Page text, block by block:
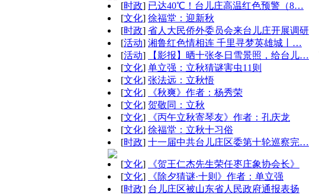
[时政] 已达40℃！台儿庄高温红色预警（8…
[文化] 徐福堂：迎新秋
[时政] 省人大民侨外委员会来台儿庄开展调研
[活动] 湘鲁红色情相连 千里寻梦英雄城丨…
[活动]
【影报】晒十张冬日雪景照，给台儿…
[文化] 单立强：立秋猜谜害虫11则
[文化] 张法远：立秋悟
[文化]
《秋爽》作者：杨秀荣
[文化] 贺敬同：立秋
[文化]
《丙午立秋寄琴友》作者：孔庆龙
[文化] 徐福堂：立秋十习俗
[时政] 十一届中共台儿庄区委第十轮巡察完…
[文化]
《贺王仁杰先生荣任枣庄象协会长》
[文化]
《除夕猜谜·十则》作者：单立强
[时政] 台儿庄区被山东省人民政府通报表扬